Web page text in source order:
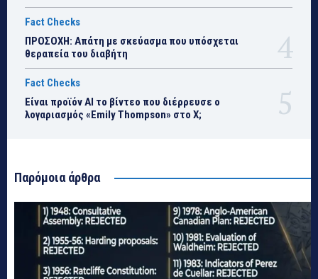
Fact Checks
ΠΡΟΣΟΧΗ: Απάτη με σκεύασμα που υπόσχεται
θεραπεία του διαβήτη
Fact Checks
Είναι προϊόν ΑΙ το βίντεο που διέρρευσε ο
λογαριασμός «Emily Thompson» στο Χ;
Παρόμοια άρθρα